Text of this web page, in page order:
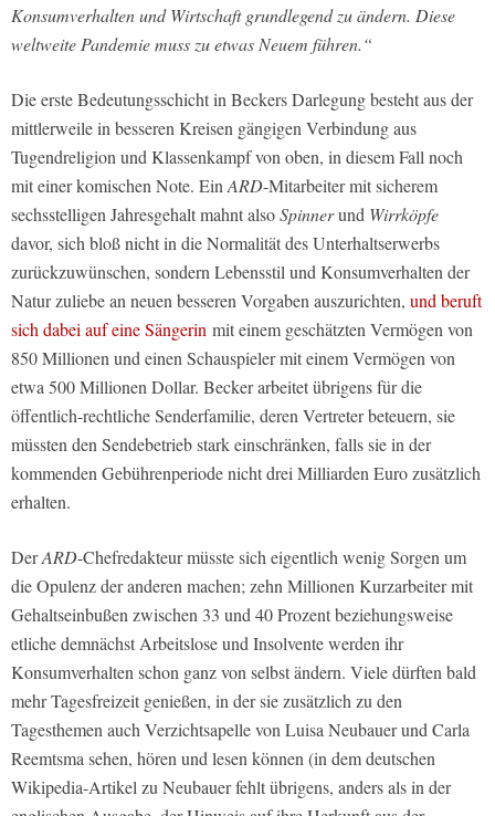
Konsumverhalten und Wirtschaft grundlegend zu ändern. Diese
weltweite Pandemie muss zu etwas Neuem führen.“
Die erste Bedeutungsschicht in Beckers Darlegung besteht aus der
mittlerweile in besseren Kreisen gängigen Verbindung aus
Tugendreligion und Klassenkampf von oben, in diesem Fall noch
mit einer komischen Note. EinARD-Mitarbeiter mit sicherem
sechsstelligen Jahresgehalt mahnt alsoSpinnerund Wirrköpfe
davor, sich bloß nicht in die Normalität des Unterhaltserwerbs
zurückzuwünschen, sondern Lebensstil und Konsumverhalten der
Natur zuliebe an neuen besseren Vorgaben auszurichten, und beruft
sich dabei auf eine Sängerin mit einem geschätzten Vermögen von
850 Millionen und einen Schauspieler mit einem Vermögen von
etwa 500 Millionen Dollar. Becker arbeitet übrigens für die
öffentlich-rechtliche Senderfamilie, deren Vertreter beteuern, sie
müssten den Sendebetrieb stark einschränken, falls sie in der
kommenden Gebührenperiode nicht drei Milliarden Euro zusätzlich
erhalten.
DerARD-Chefredakteur müsste sich eigentlich wenig Sorgen um
die Opulenz der anderen machen; zehn Millionen Kurzarbeiter mit
Gehaltseinbußen zwischen 33 und 40 Prozent beziehungsweise
etliche demnächst Arbeitslose und Insolvente werden ihr
Konsumverhalten schon ganz von selbst ändern. Viele dürften bald
mehr Tagesfreizeit genießen, in der sie zusätzlich zu den
Tagesthemen auch Verzichtsapelle von Luisa Neubauer und Carla
Reemtsma sehen, hören und lesen können (in dem deutschen
Wikipedia-Artikel zu Neubauer fehlt übrigens, anders als in der